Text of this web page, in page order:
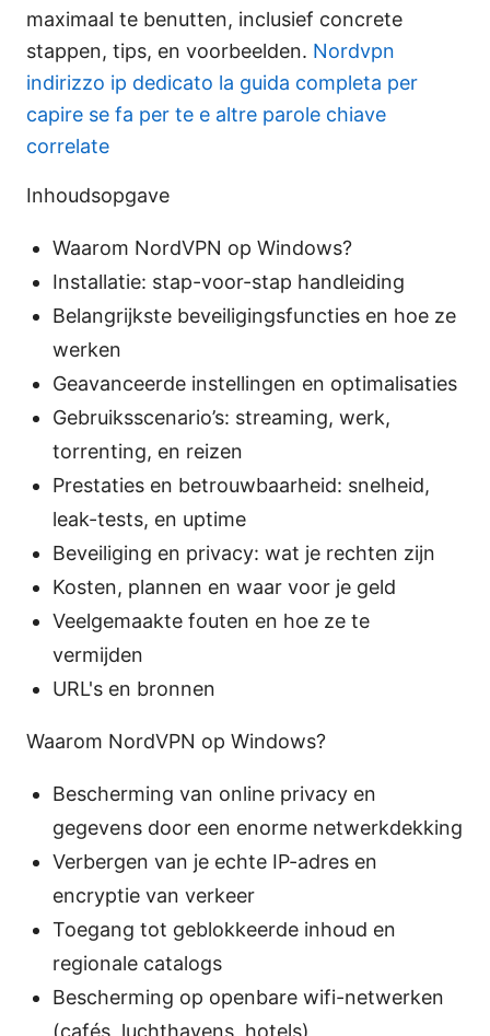
maximaal te benutten, inclusief concrete
stappen, tips, en voorbeelden. Nordvpn
indirizzo ip dedicato la guida completa per
capire se fa per te e altre parole chiave
correlate
Inhoudsopgave
Waarom NordVPN op Windows?
Installatie: stap-voor-stap handleiding
Belangrijkste beveiligingsfuncties en hoe ze
werken
Geavanceerde instellingen en optimalisaties
Gebruiksscenario’s: streaming, werk,
torrenting, en reizen
Prestaties en betrouwbaarheid: snelheid,
leak-tests, en uptime
Beveiliging en privacy: wat je rechten zijn
Kosten, plannen en waar voor je geld
Veelgemaakte fouten en hoe ze te
vermijden
URL's en bronnen
Waarom NordVPN op Windows?
Bescherming van online privacy en
gegevens door een enorme netwerkdekking
Verbergen van je echte IP-adres en
encryptie van verkeer
Toegang tot geblokkeerde inhoud en
regionale catalogs
Bescherming op openbare wifi-netwerken
(cafés, luchthavens, hotels)